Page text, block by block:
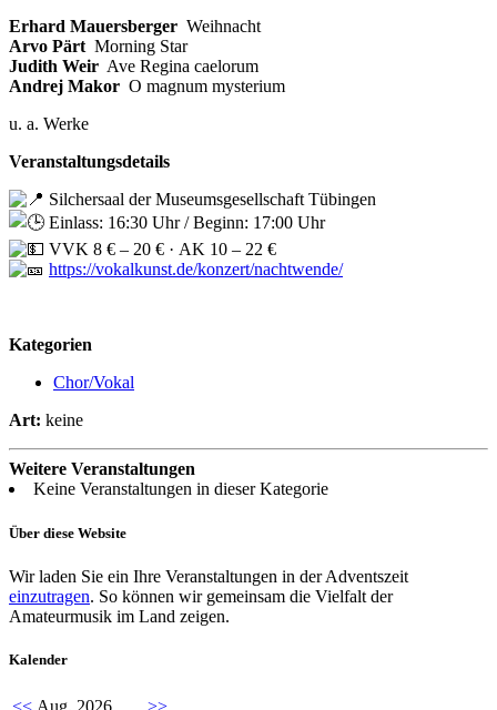
Erhard Mauersberger Weihnacht
Arvo Pärt Morning Star
Judith Weir Ave Regina caelorum
Andrej Makor O magnum mysterium
u. a. Werke
Veranstaltungsdetails
Silchersaal der Museumsgesellschaft Tübingen
Einlass: 16:30 Uhr / Beginn: 17:00 Uhr
VVK 8 € – 20 € · AK 10 – 22 €
https://vokalkunst.de/konzert/nachtwende/
Kategorien
Chor/Vokal
Art: keine
Weitere Veranstaltungen
Keine Veranstaltungen in dieser Kategorie
Über diese Website
Wir laden Sie ein Ihre Veranstaltungen in der Adventszeit
einzutragen. So können wir gemeinsam die Vielfalt der
Amateurmusik im Land zeigen.
Kalender
<< Aug. 2026
>>